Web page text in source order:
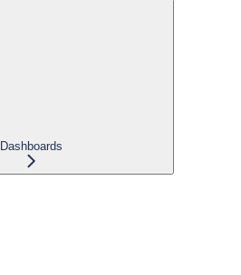
Dashboards